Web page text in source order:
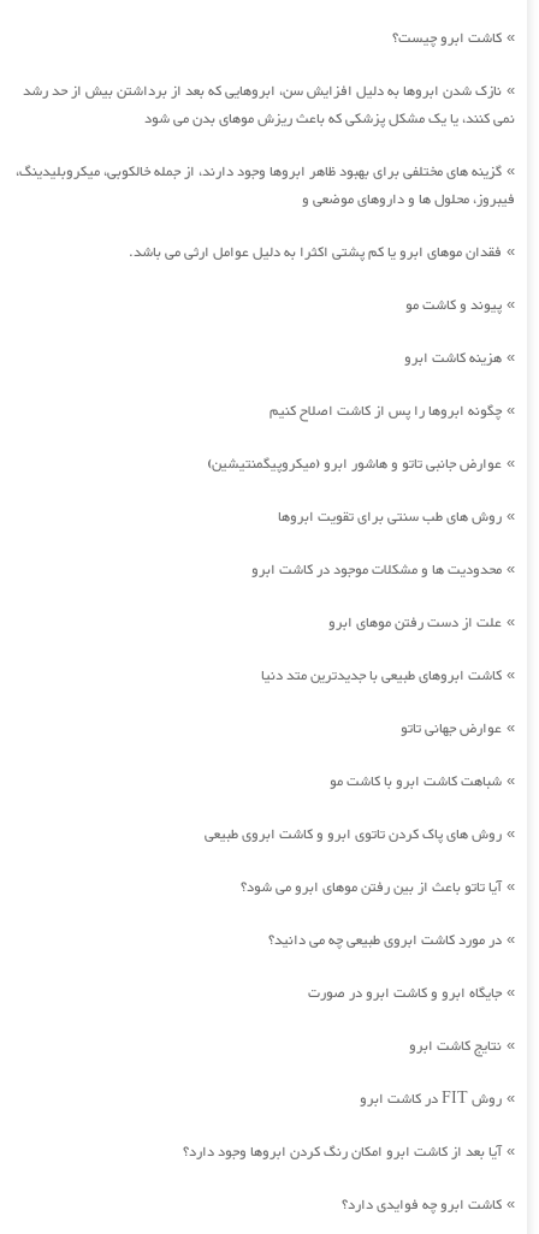
» کاشت ابرو چیست؟
» نازک شدن ابروها به دلیل افزایش سن، ابروهایی که بعد از برداشتن بیش از حد رشد
نمی کنند، یا یک مشکل پزشکی که باعث ریزش موهای بدن می شود
» گزینه های مختلفی برای بهبود ظاهر ابروها وجود دارند، از جمله خالکوبی، میکروبلیدینگ،
فیبروز، محلول ها و داروهای موضعی و
» فقدان موهای ابرو یا کم پشتی اکثرا به دلیل عوامل ارثی می باشد.
» پیوند و کاشت مو
» هزینه کاشت ابرو
» چگونه ابروها را پس از کاشت اصلاح کنیم
» عوارض جانبی تاتو و هاشور ابرو (میکروپیگمنتیشین)
» روش های طب سنتی برای تقویت ابروها
» محدودیت ها و مشکلات موجود در کاشت ابرو
» علت از دست رفتن موهای ابرو
» کاشت ابروهای طبیعی با جدیدترین متد دنیا
» عوارض جهانی تاتو
» شباهت کاشت ابرو با کاشت مو
» روش های پاک کردن تاتوی ابرو و کاشت ابروی طبیعی
»آیا تاتو باعث از بین رفتن موهای ابرو می شود؟
» در مورد کاشت ابروی طبیعی چه می دانید؟
» جایگاه ابرو و کاشت ابرو در صورت
» نتایج کاشت ابرو
» روش FIT در کاشت ابرو
»آیا بعد از کاشت ابرو امکان رنگ کردن ابروها وجود دارد؟
» کاشت ابرو چه فوایدی دارد؟